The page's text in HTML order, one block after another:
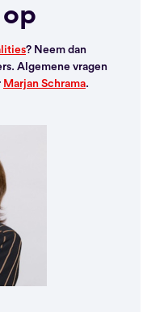
? Neem dan
Algemene vragen
Marjan Schrama.